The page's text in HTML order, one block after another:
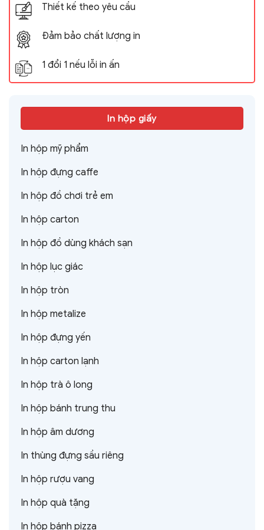
Thiết kế theo yêu cầu
Đảm bảo chất lượng in
1 đổi 1 nếu lỗi in ấn
In hộp giấy
In hộp mỹ phẩm
In hộp đựng caffe
In hộp đồ chơi trẻ em
In hộp carton
In hộp đồ dùng khách sạn
In hộp lục giác
In hộp tròn
In hộp metalize
In hộp đựng yến
In hộp carton lạnh
In hộp trà ô long
In hộp bánh trung thu
In hộp âm dương
In thùng đựng sầu riêng
In hộp rượu vang
In hộp quà tặng
In hộp bánh pizza